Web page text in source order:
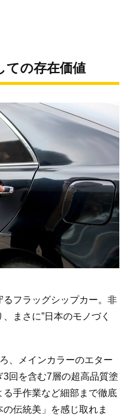
ての存在価値
フラッグシップカー。非
まさに”日本のモノづく
、メインカラーのエター
回を含む7層の超高品質塗
手作業など細部まで徹底
伝統美」を感じ取れま